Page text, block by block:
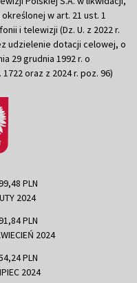
w art. 21 ust. 1
i telewizji (Dz. U. z 2022 r.
udzielenie dotacji celowej, o
29 grudnia 1992 r. o
oraz z 2024 r. poz. 96)
PLN
2024
PLN
2024
PLN
2024